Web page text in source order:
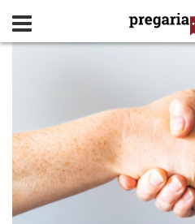
contingut
EXAMEN